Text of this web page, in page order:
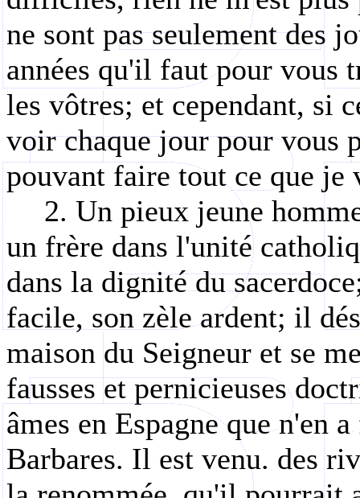
ne sont pas seulement des
années qu'il faut pour vous
les vôtres; et cependant, si
voir chaque jour pour vous
pouvant faire tout ce que je
2. Un pieux jeune
un frère dans l'unité
dans la dignité du
facile, son zèle ardent; il
maison du Seigneur et se
fausses et pernicieuses
âmes en Espagne que n'en
Barbares. Il est venu. des